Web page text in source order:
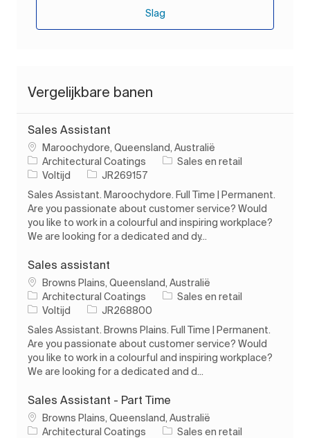
Slag
Vergelijkbare banen
Sales Assistant
PlaatsMaroochydore, Queensland, Australië
Architectural Coatings
Categorie
Sales en retail
Soort baan
Voltijd Taak-ID
JR269157
Sales Assistant. Maroochydore. Full Time | Permanent.
Are you passionate about customer service? Would
you like to work in a colourful and inspiring workplace?
We are looking for a dedicated and dy...
Sales assistant
PlaatsBrowns Plains, Queensland, Australië
Architectural Coatings
Categorie
Sales en retail
Soort baan
Voltijd Taak-ID
JR268800
Sales Assistant. Browns Plains. Full Time | Permanent.
Are you passionate about customer service? Would
you like to work in a colourful and inspiring workplace?
We are looking for a dedicated and d...
Sales Assistant - Part Time
PlaatsBrowns Plains, Queensland, Australië
Architectural Coatings
Categorie
Sales en retail